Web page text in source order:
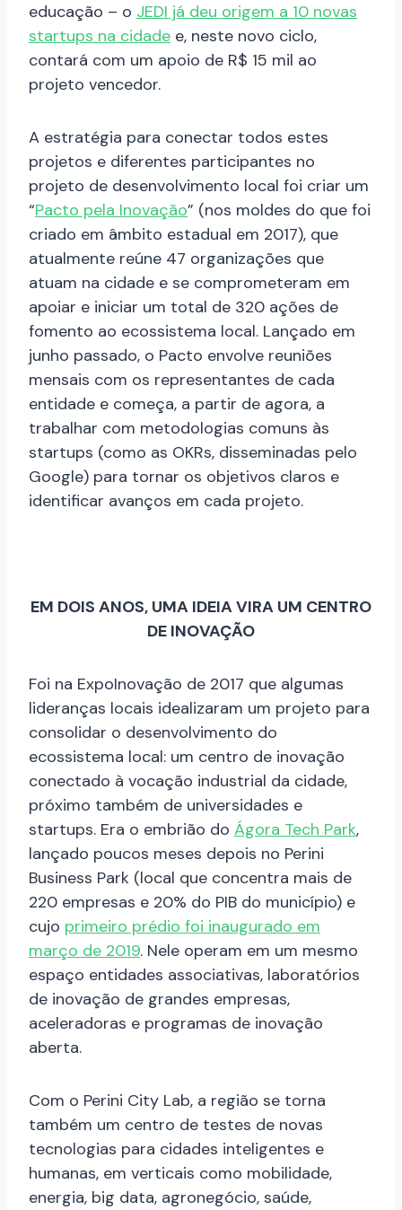
educação – o JEDI já deu origem a 10 novas
startups na cidade e, neste novo ciclo,
contará com um apoio de R$ 15 mil ao
projeto vencedor.
A estratégia para conectar todos estes
projetos e diferentes participantes no
projeto de desenvolvimento local foi criar um
“Pacto pela Inovação” (nos moldes do que foi
criado em âmbito estadual em 2017), que
atualmente reúne 47 organizações que
atuam na cidade e se comprometeram em
apoiar e iniciar um total de 320 ações de
fomento ao ecossistema local. Lançado em
junho passado, o Pacto envolve reuniões
mensais com os representantes de cada
entidade e começa, a partir de agora, a
trabalhar com metodologias comuns às
startups (como as OKRs, disseminadas pelo
Google) para tornar os objetivos claros e
identificar avanços em cada projeto.
EM DOIS ANOS, UMA IDEIA VIRA UM CENTRO
DE INOVAÇÃO
Foi na ExpoInovação de 2017 que algumas
lideranças locais idealizaram um projeto para
consolidar o desenvolvimento do
ecossistema local: um centro de inovação
conectado à vocação industrial da cidade,
próximo também de universidades e
startups. Era o embrião do Ágora Tech Park,
lançado poucos meses depois no Perini
Business Park (local que concentra mais de
220 empresas e 20% do PIB do município) e
cujo primeiro prédio foi inaugurado em
março de 2019. Nele operam em um mesmo
espaço entidades associativas, laboratórios
de inovação de grandes empresas,
aceleradoras e programas de inovação
aberta.
Com o Perini City Lab, a região se torna
também um centro de testes de novas
tecnologias para cidades inteligentes e
humanas, em verticais como mobilidade,
energia, big data, agronegócio, saúde,